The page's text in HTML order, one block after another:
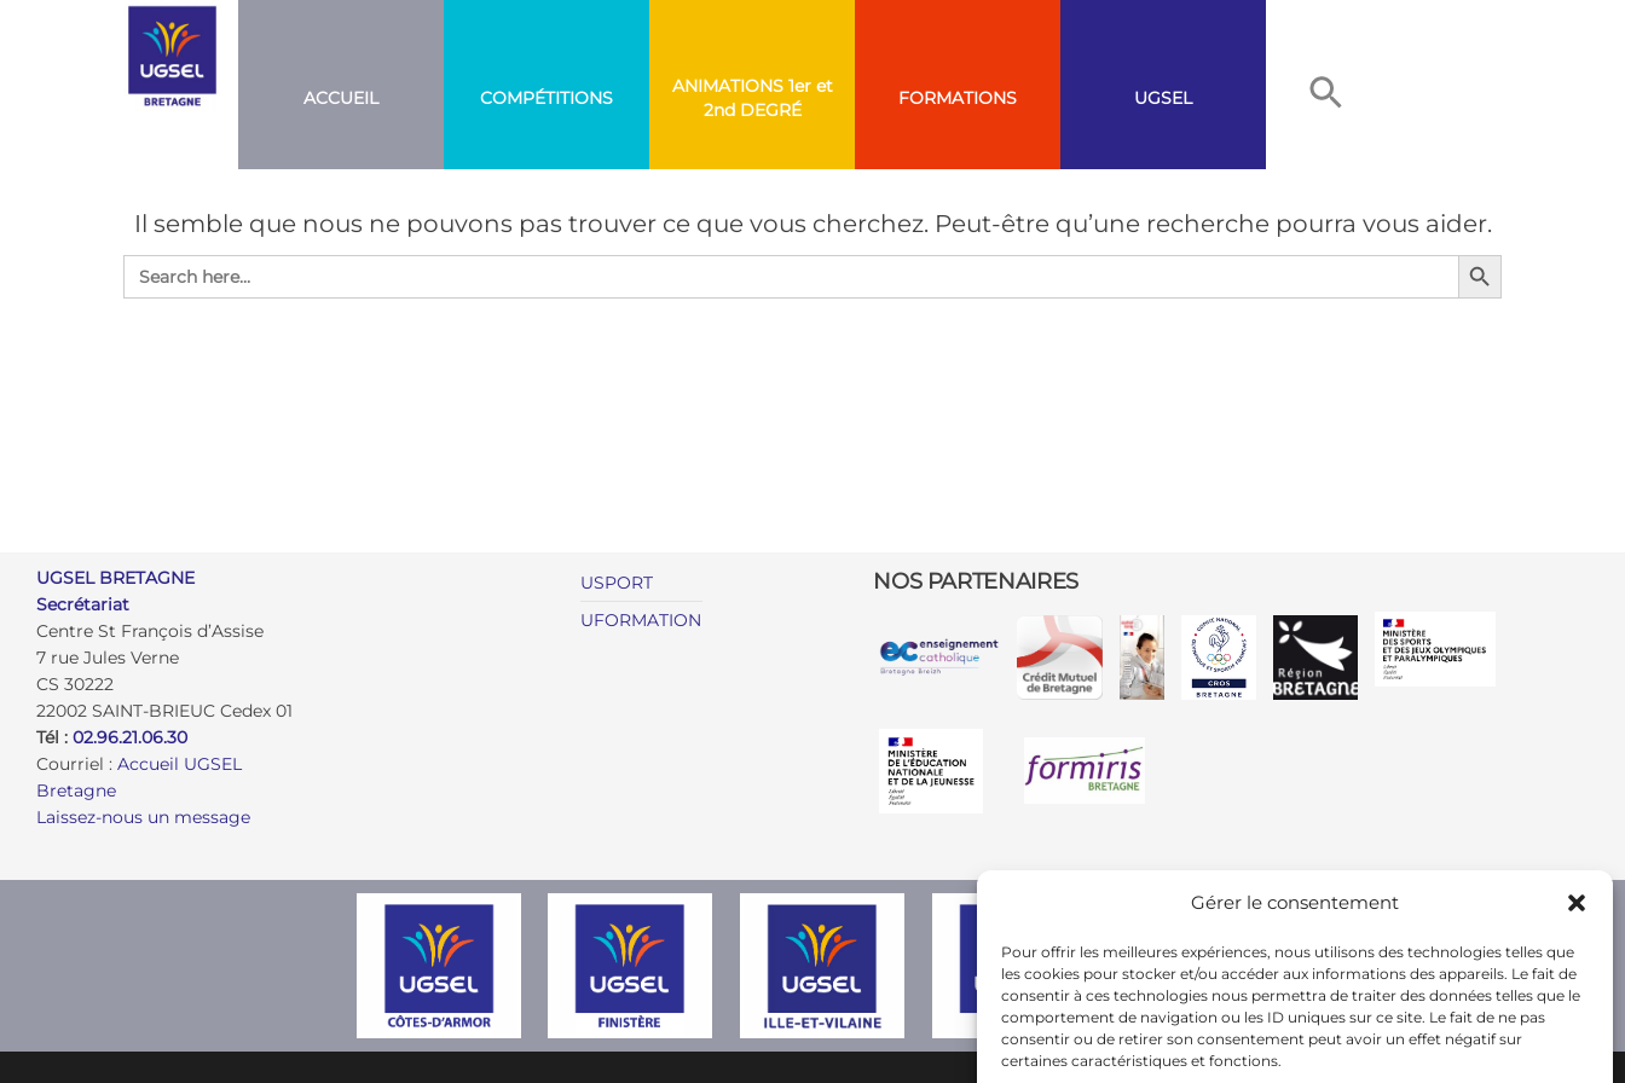
Gérer le consentement
Pour offrir les meilleures expériences, nous utilisons des technologies telles que
les cookies pour stocker et/ou accéder aux informations des appareils. Le fait de
consentir à ces technologies nous permettra de traiter des données telles que le
comportement de navigation ou les ID uniques sur ce site. Le fait de ne pas
consentir ou de retirer son consentement peut avoir un effet négatif sur
certaines caractéristiques et fonctions.
ACCUEIL
COMPÉTITIONS
ANIMATIONS
FORMATIONS UGSEL
AUCUN RÉSULTAT
Il semble que nous ne pouvons pas trouver ce que vous cherchez. Peut-être qu’une recherche pourra vous aider.
Search
for:
Search Button
UGSEL BRETAGNE
Secrétariat
Centre St François d’Assise
7 rue Jules Verne
CS 30222
22002 SAINT-BRIEUC Cedex 01
Tél : 02.96.21.06.30
Courriel : Accueil UGSEL
Bretagne
Laissez-nous un message
USPORT
UFORMATION
NOS PARTENAIRES